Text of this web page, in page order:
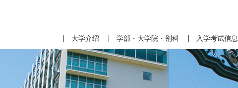
大学介绍 学部・大学院・别科 入学考试信息